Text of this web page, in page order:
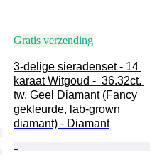
Gratis verzending
3-delige sieradenset - 14
karaat Witgoud -  36.32ct.
tw. Geel Diamant (Fancy
gekleurde, lab-grown
diamant) - Diamant